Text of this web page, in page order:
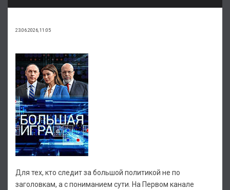
23.06.2026, 11:05
Для тех, кто следит за большой политикой не по
заголовкам, а с пониманием сути. На Первом канале